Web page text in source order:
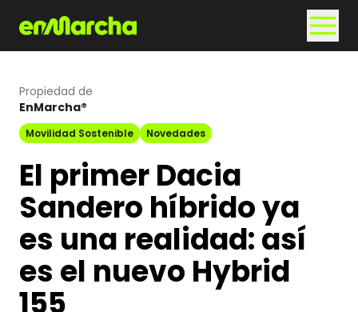
Propiedad de
EnMarcha®
Movilidad Sostenible Novedades
El primer Dacia
Sandero híbrido ya
es una realidad: así
es el nuevo Hybrid
155